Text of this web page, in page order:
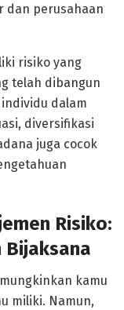
dan perusahaan
risiko yang
telah dibangun
dalam
diversifikasi
juga cocok
Risiko:
Bijaksana
kamu
miliki. Namun,